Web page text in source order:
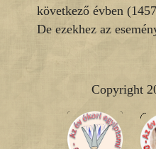
következő évben
De ezekhez az
Copyright